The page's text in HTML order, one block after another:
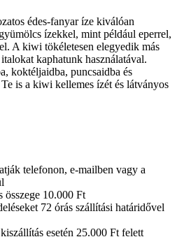
édes-fanyar íze kiválóan
ízekkel, mint például eperrel,
A kiwi tökéletesen elegyedik más
kaphatunk használatával.
koktéljaidba, puncsaidba és
is a kiwi kellemes ízét és látványos
telefonon, e-mailben vagy a
összege 10.000 Ft
72 órás szállítási határidővel
esetén 25.000 Ft felett